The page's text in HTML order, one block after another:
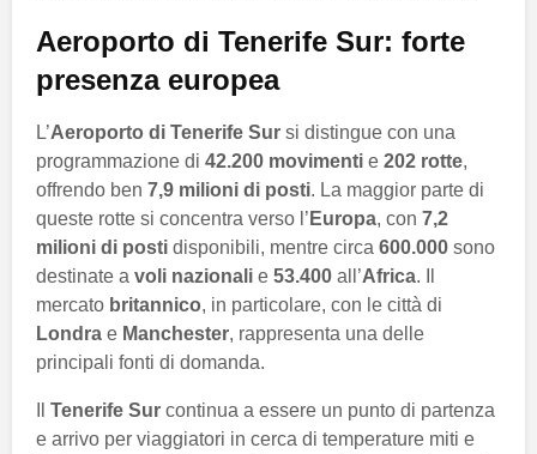
Aeroporto di Tenerife Sur: forte
presenza europea
L’Aeroporto di Tenerife Sur si distingue con una
programmazione di 42.200 movimenti e 202 rotte,
offrendo ben 7,9 milioni di posti. La maggior parte di
queste rotte si concentra verso l’ Europa, con 7,2
milioni di posti disponibili, mentre circa 600.000 sono
destinate a voli nazionali e 53.400 all’Africa. Il
mercato britannico, in particolare, con le città di
Londra e Manchester, rappresenta una delle
principali fonti di domanda.
Tenerife Sur continua a essere un punto di partenza
e arrivo per viaggiatori in cerca di temperature miti e